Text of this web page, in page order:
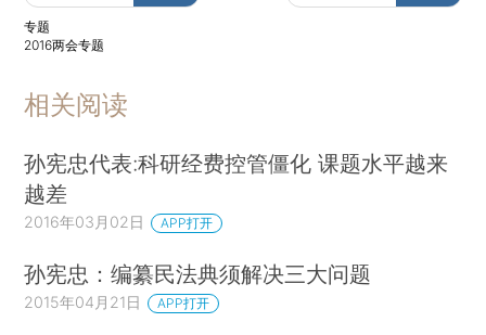
专题
2016两会专题
相关阅读
孙宪忠代表:科研经费控管僵化 课题水平越来
越差
2016年03月02日 APP打开
孙宪忠：编纂民法典须解决三大问题
2015年04月21日 APP打开